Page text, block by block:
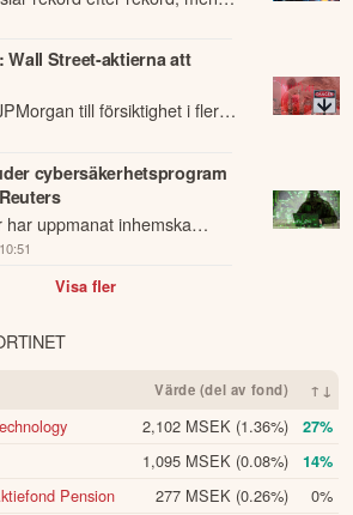
en börs som blivit "one big
av utvecklinge...
Street-aktierna att
till försiktighet i flera
en period med stark
cybersäkerhetsprogram
uppmanat inhemska
cybersäkerhetsprogram
och Israel av nation...
Visa fler
Värde (del av fond) ↑↓
2,102 MSEK (1.36%) 27%
1,095 MSEK (0.08%) 14%
Pension 277 MSEK (0.26%)
0%